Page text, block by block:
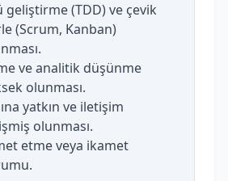
geliştirme (TDD) ve çevik
(Scrum, Kanban)
ve analitik düşünme
olunması.
yatkın ve iletişim
olunması.
etme veya ikamet